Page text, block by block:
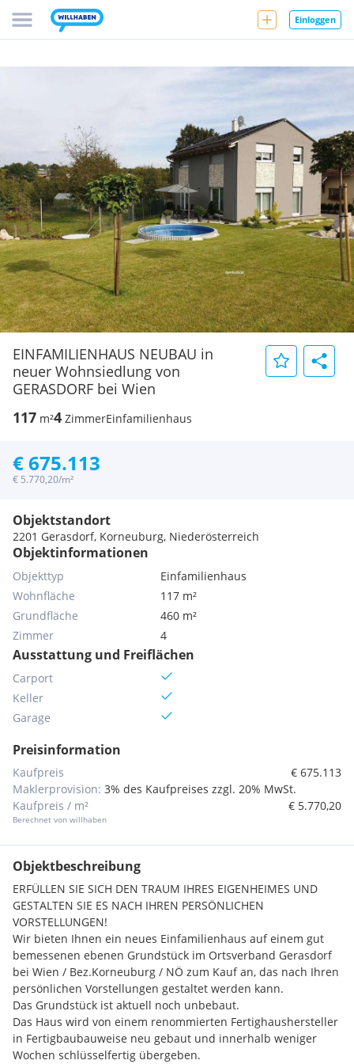
Einloggen
EINFAMILIENHAUS NEUBAU in
neuer Wohnsiedlung von
GERASDORF bei Wien
117 m²4 ZimmerEinfamilienhaus
€ 675.113
€ 5.770,20/m²
Objektstandort
2201 Gerasdorf, Korneuburg, Niederösterreich
Objektinformationen
Objekttyp
Einfamilienhaus
Wohnfläche
117 m²
Grundfläche
460 m²
Zimmer
4
Ausstattung und Freiflächen
Carport
Keller
Garage
Preisinformation
Kaufpreis
€ 675.113
Maklerprovision: 3% des Kaufpreises zzgl. 20% MwSt.
Kaufpreis / m²
Berechnet von willhaben
€ 5.770,20
Objektbeschreibung
ERFÜLLEN SIE SICH DEN TRAUM IHRES EIGENHEIMES UND
GESTALTEN SIE ES NACH IHREN PERSÖNLICHEN
VORSTELLUNGEN!
Wir bieten Ihnen ein neues Einfamilienhaus auf einem gut
bemessenen ebenen Grundstück im Ortsverband Gerasdorf
bei Wien / Bez.Korneuburg / NÖ zum Kauf an, das nach Ihren
persönlichen Vorstellungen gestaltet werden kann.
Das Grundstück ist aktuell noch unbebaut.
Das Haus wird von einem renommierten Fertighaushersteller
in Fertigbaubauweise neu gebaut und innerhalb weniger
Wochen schlüsselfertig übergeben.